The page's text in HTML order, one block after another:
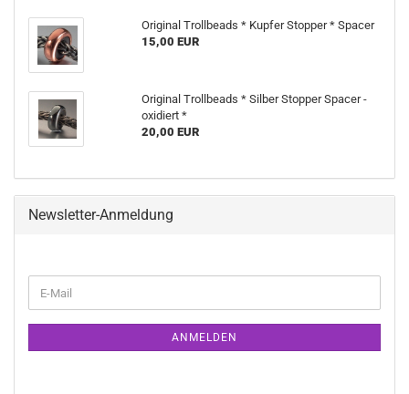
Original Trollbeads * Kupfer Stopper * Spacer
15,00 EUR
Original Trollbeads * Silber Stopper Spacer -
oxidiert *
20,00 EUR
Newsletter-Anmeldung
ZUR
E-
Mail
ANMELDEN